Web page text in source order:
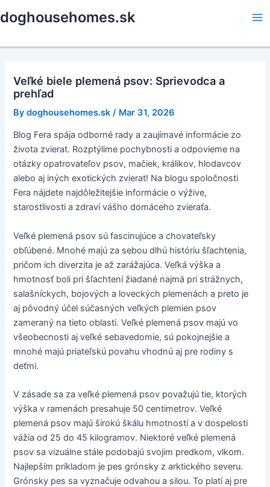
to
doghousehomes.sk
Veľké biele plemená psov: Sprievodca a
prehľad
Bydoghousehomes.sk / Mar 31, 2026
Blog Fera spája odborné rady a zaujímavé informácie zo
života zvierat. Rozptýlime pochybnosti a odpovieme na
otázky opatrovateľov psov, mačiek, králikov, hlodavcov
alebo aj iných exotických zvierat! Na blogu spoločnosti
Fera nájdete najdôležitejšie informácie o výžive,
starostlivosti a zdraví vášho domáceho zvieraťa.
Veľké plemená psov sú fascinujúce a chovateľsky
obľúbené. Mnohé majú za sebou dlhú históriu šľachtenia,
pričom ich diverzita je až zarážajúca. Veľká výška a
hmotnosť boli pri šľachtení žiadané najmä pri strážnych,
salašníckych, bojových a loveckých plemenách a preto je
aj pôvodný účel súčasných veľkých plemien psov
zameraný na tieto oblasti. Veľké plemená psov majú vo
všeobecnosti aj veľké sebavedomie, sú pokojnejšie a
mnohé majú priateľskú povahu vhodnú aj pre rodiny s
deťmi.
V zásade sa za veľké plemená psov považujú tie, ktorých
výška v ramenách presahuje 50 centimetrov. Veľké
plemená psov majú širokú škálu hmotností a v dospelosti
vážia od 25 do 45 kilogramov. Niektoré veľké plemená
psov sa vizuálne stále podobajú svojim predkom, vlkom.
Najlepším príkladom je pes grónsky z arktického severu.
Grónsky pes sa vyznačuje odvahou a silou. To platí aj pre